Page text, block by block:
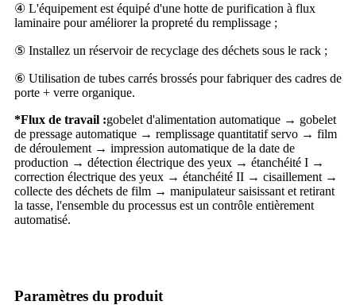
④ L'équipement est équipé d'une hotte de purification à flux
laminaire pour améliorer la propreté du remplissage ;
⑤ Installez un réservoir de recyclage des déchets sous le rack ;
⑥ Utilisation de tubes carrés brossés pour fabriquer des cadres de
porte + verre organique.
*Flux de travail :gobelet d'alimentation automatique → gobelet
de pressage automatique → remplissage quantitatif servo → film
de déroulement → impression automatique de la date de
production → détection électrique des yeux → étanchéité I →
correction électrique des yeux → étanchéité II → cisaillement →
collecte des déchets de film → manipulateur saisissant et retirant
la tasse, l'ensemble du processus est un contrôle entièrement
automatisé.
Paramètres du produit